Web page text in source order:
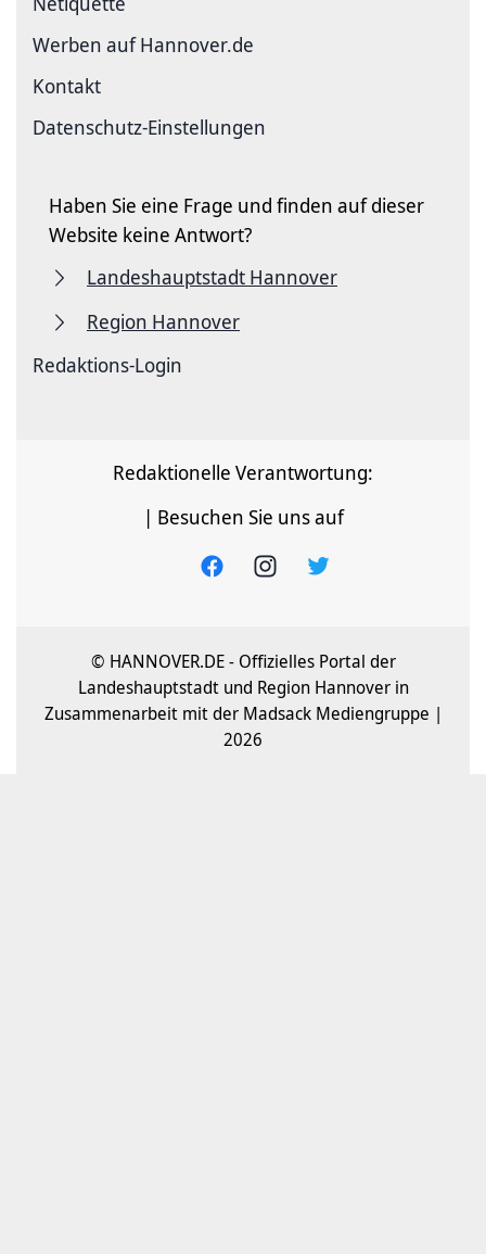
Werben auf Hannover.de
Kontakt
Datenschutz-Einstellungen
Haben Sie eine Frage und finden auf dieser
Website keine Antwort?
Landeshauptstadt Hannover
Region Hannover
Redaktions-Login
Redaktionelle Verantwortung:
| Besuchen Sie uns auf
© HANNOVER.DE - Offizielles Portal der
Landeshauptstadt und Region Hannover in
Zusammenarbeit mit der Madsack Mediengruppe |
2026